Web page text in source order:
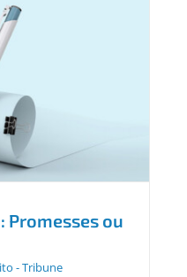
Promesses ou
- Tribune